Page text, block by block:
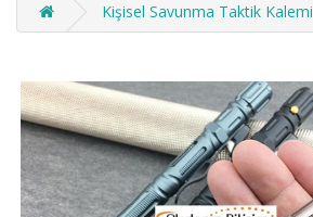
Kişisel Savunma Taktik Kalemi